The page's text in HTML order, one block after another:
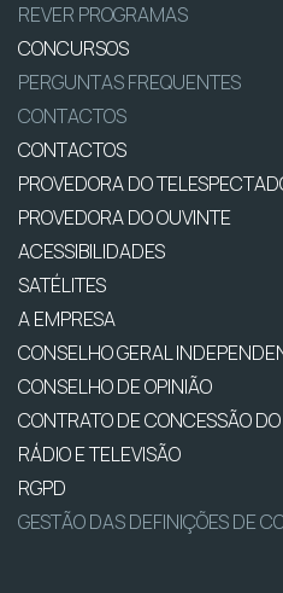
REVER PROGRAMAS
CONCURSOS
PERGUNTAS FREQUENTES
CONTACTOS
CONTACTOS
PROVEDORA DO
PROVEDORA DO OUVINTE
ACESSIBILIDADES
SATÉLITES
A EMPRESA
CONSELHO GERAL
CONSELHO DE OPINIÃO
CONTRATO DE CONCESSÃO
RÁDIO E TELEVISÃO
RGPD
GESTÃO DAS DEFINIÇÕES DE